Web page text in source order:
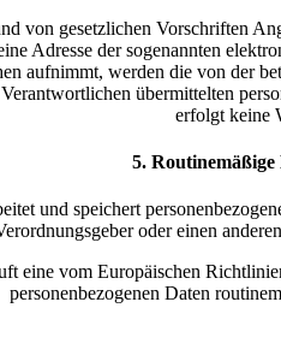
von gesetzlichen Vorschriften
Adresse der sogenannten
aufnimmt, werden die von der
übermittelten
erfolgt keine
5.
und speichert
oder einen
eine vom Europäischen
personenbezogenen Daten